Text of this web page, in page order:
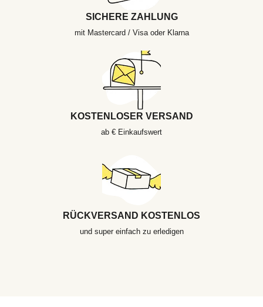
SICHERE ZAHLUNG
mit Mastercard / Visa oder Klarna
KOSTENLOSER VERSAND
ab € Einkaufswert
RÜCKVERSAND KOSTENLOS
und super einfach zu erledigen